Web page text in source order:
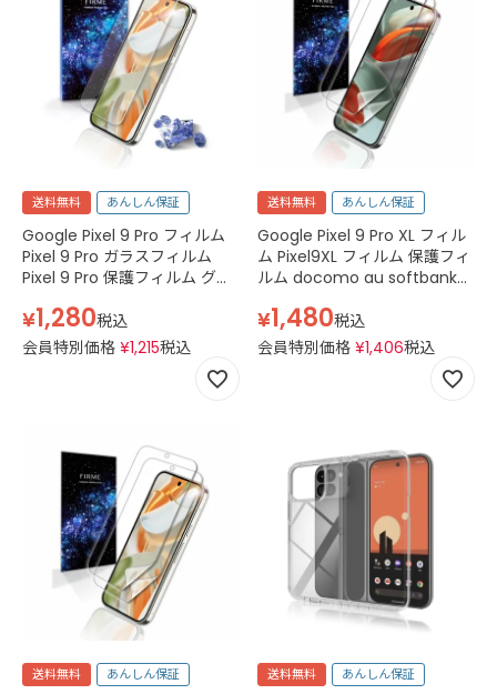
送料無料 あんしん保証
Google Pixel 9 Pro フィルム
Pixel 9 Pro ガラスフィルム
Pixel 9 Pro 保護フィルム グー
docomo au softbank simフ
リー スマホフィルム 透明 クリ
ア
¥1,280税込
会員特別価格 ¥1,215税込
送料無料 あんしん保証
Google Pixel 9 Pro XL フィル
ム Pixel9XL フィルム 保護フィ
ルム docomo au softbank
9プロ エックスエルフィルム
TPU ウレタン クリア
¥1,480税込
会員特別価格 ¥1,406税込
送料無料 あんしん保証 送料無料 あんしん保証